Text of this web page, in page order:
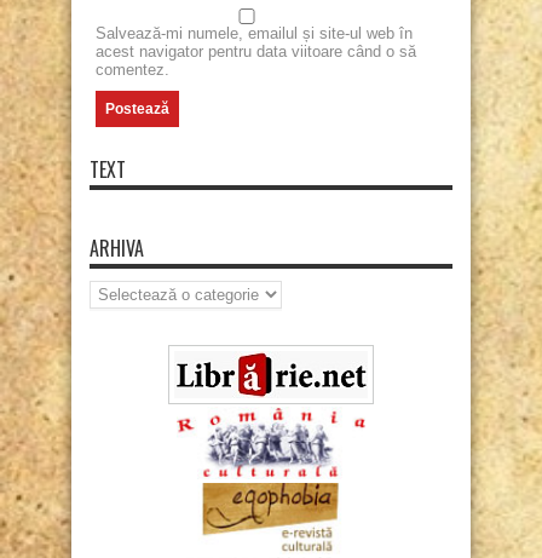
Salvează-mi numele, emailul și site-ul web în
acest navigator pentru data viitoare când o să
comentez.
TEXT
ARHIVA
Arhiva